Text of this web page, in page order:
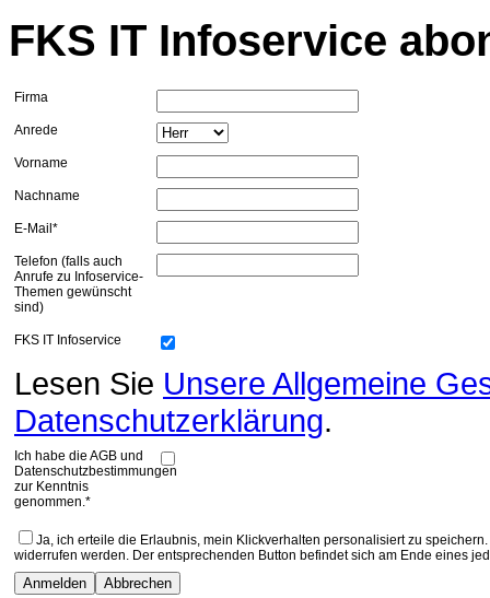
FKS IT Infoservice
Firma
Anrede
Vorname
Nachname
E-Mail*
Telefon (falls auch
Anrufe zu Infoservice-
Themen gewünscht
sind)
FKS IT Infoservice
Lesen Sie Unsere Allgemeine
Datenschutzerklärung.
Ich habe die AGB und
Datenschutzbestimmungen
zur Kenntnis
genommen.*
Ja, ich erteile die Erlaubnis, mein Klickverhalten personalisiert zu
widerrufen werden. Der entsprechenden Button befindet sich am Ende eines